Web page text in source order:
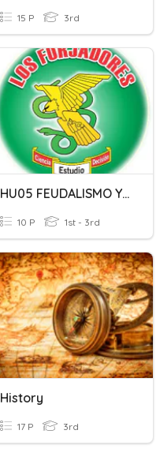
15 P 3rd
HU05 FEUDALISMO Y CRUZADAS
10 P 1st - 3rd
History
17 P 3rd